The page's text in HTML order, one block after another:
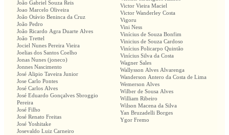
João Gabriel Souza Reis
Joao Marcelo Oliveira
João Otávio Beninca da Cruz
João Pedro
João Ricardo Agra Duarte Alves
João Trettel
Jociel Nunes Pereira Vieira
Joelias dos Santos Coelho
Jonas Nunes (joneco)
Jonnes Nascimento
José Alipio Taveira Junior
Jose Carlo Pontes
José Carlos Alves
José Eduardo Gonçalves Sbroggio
Pereira
José Filho
José Renato Freitas
José Yoshitake
Josevaldo Luiz Carneiro
Victor Vieira Maciel
Victor Wanderley Costa
Vigoru
Vini Ness
Vinícius de Souza Bonfim
Vinicius de Souza Cardoso
Vinícius Policarpo Quintão
Vinícius Silva da Costa
Wagner Sales
Wallysson Alves Alvarenga
Wanderson Antero da Costa de Lima
Wemerson Alves
Wilber de Sousa Alves
William Ribeiro
Wilson Macena da Silva
Yan Bruzadelli Borges
Ygor Fremo